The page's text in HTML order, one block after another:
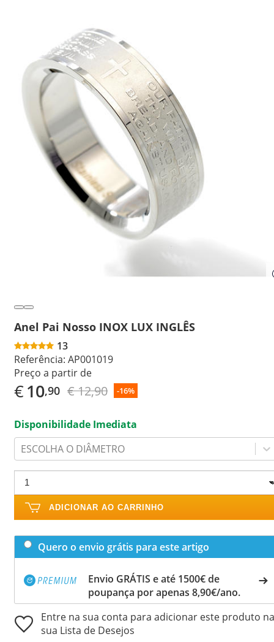
Anel Pai Nosso INOX LUX INGLÊS
13
Referência: AP001019
Preço a partir de
€10,90 € 12,90 -16%
Disponibilidade Imediata
ESCOLHA O DIÂMETRO
ADICIONAR AO CARRINHO
Quero o envio grátis para este artigo
Envio GRÁTIS e até 1500€ de
poupança por apenas 8,90€/ano.
Entre na sua conta para adicionar este produto na
sua Lista de Desejos